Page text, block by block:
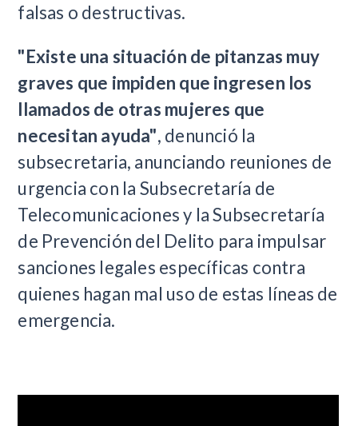
falsas o destructivas.
"Existe una situación de pitanzas muy
graves que impiden que ingresen los
llamados de otras mujeres que
necesitan ayuda", denunció la
subsecretaria, anunciando reuniones de
urgencia con la Subsecretaría de
Telecomunicaciones y la Subsecretaría
de Prevención del Delito para impulsar
sanciones legales específicas contra
quienes hagan mal uso de estas líneas de
emergencia.